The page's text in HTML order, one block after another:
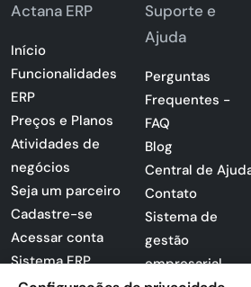
Actana ERP
Início
Funcionalidades
ERP
Preços e Planos
Atividades de
negócios
Seja um parceiro
Cadastre-se
Acessar conta
Sistema ERP
Suporte e
Ajuda
Perguntas
Frequentes -
FAQ
Blog
Central de
Contato
Sistema de
gestão
empresarial